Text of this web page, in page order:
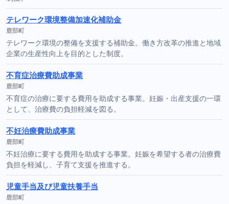
テレワーク環境整備加速化補助金
鹿部町
テレワーク環境の整備を支援する補助金。働き方改革の推進と地域
企業の生産性向上を目的とした制度。
不育症治療費助成事業
鹿部町
不育症の治療に要する費用を助成する事業。妊娠・出産支援の一環
として、治療費の負担軽減を図る。
不妊治療費助成事業
鹿部町
不妊治療に要する費用を助成する事業。妊娠を希望する者の治療費
負担を軽減し、子育て支援を推進する。
児童手当及び児童扶養手当
鹿部町